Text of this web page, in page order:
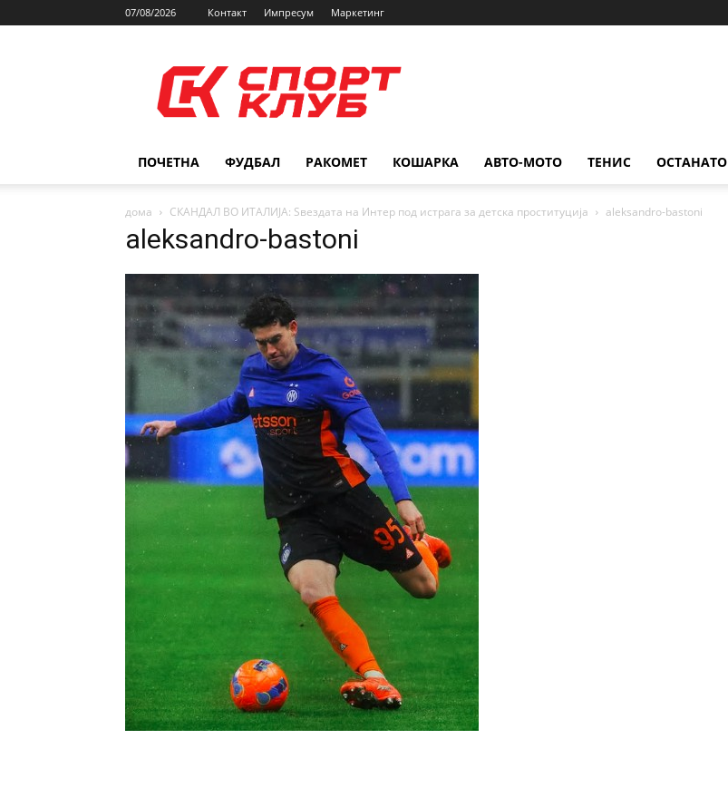
07/08/2026 Контакт Импресум Маркетинг
ПОЧЕТНА ФУДБАЛ РАКОМЕТ КОШАРКА АВТО-МОТО ТЕНИС ОСТАНАТО
дома СКАНДАЛ ВО ИТАЛИЈА: Ѕвездата на Интер под истрага за детска проституција aleksandro-bastoni
aleksandro-bastoni